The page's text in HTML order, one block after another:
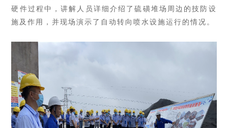
硬件过程中，讲解人员 详细介绍了硫磺堆场周边的技防设
施及作用，并现场演示了自动转向喷水设施运行的情况。